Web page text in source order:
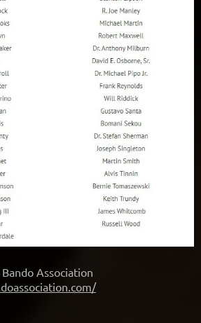
Association